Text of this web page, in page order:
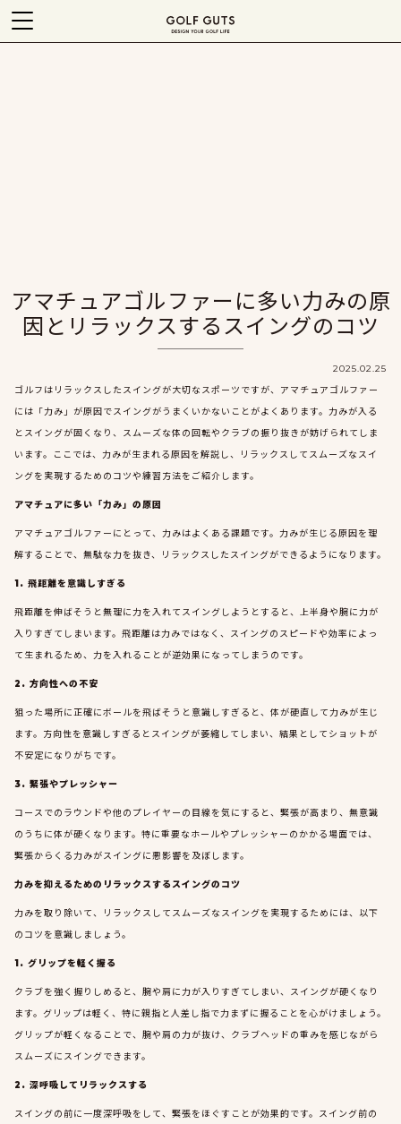
アマチュアゴルファーに多い力みの原
因とリラックスするスイングのコツ
2025.02.25
ゴルフはリラックスしたスイングが大切なスポーツですが、アマチュアゴルファー
には「力み」が原因でスイングがうまくいかないことがよくあります。力みが入る
とスイングが固くなり、スムーズな体の回転やクラブの振り抜きが妨げられてしま
います。ここでは、力みが生まれる原因を解説し、リラックスしてスムーズなスイ
ングを実現するためのコツや練習方法をご紹介します。
アマチュアに多い「力み」の原因
アマチュアゴルファーにとって、力みはよくある課題です。力みが生じる原因を理
解することで、無駄な力を抜き、リラックスしたスイングができるようになります。
1. 飛距離を意識しすぎる
飛距離を伸ばそうと無理に力を入れてスイングしようとすると、上半身や腕に力が
入りすぎてしまいます。飛距離は力みではなく、スイングのスピードや効率によっ
て生まれるため、力を入れることが逆効果になってしまうのです。
2. 方向性への不安
狙った場所に正確にボールを飛ばそうと意識しすぎると、体が硬直して力みが生じ
ます。方向性を意識しすぎるとスイングが萎縮してしまい、結果としてショットが
不安定になりがちです。
3. 緊張やプレッシャー
コースでのラウンドや他のプレイヤーの目線を気にすると、緊張が高まり、無意識
のうちに体が硬くなります。特に重要なホールやプレッシャーのかかる場面では、
緊張からくる力みがスイングに悪影響を及ぼします。
力みを抑えるためのリラックスするスイングのコツ
力みを取り除いて、リラックスしてスムーズなスイングを実現するためには、以下
のコツを意識しましょう。
1. グリップを軽く握る
クラブを強く握りしめると、腕や肩に力が入りすぎてしまい、スイングが硬くなり
ます。グリップは軽く、特に親指と人差し指で力まずに握ることを心がけましょう。
グリップが軽くなることで、腕や肩の力が抜け、クラブヘッドの重みを感じながら
スムーズにスイングできます。
2. 深呼吸してリラックスする
スイングの前に一度深呼吸をして、緊張をほぐすことが効果的です。スイング前の